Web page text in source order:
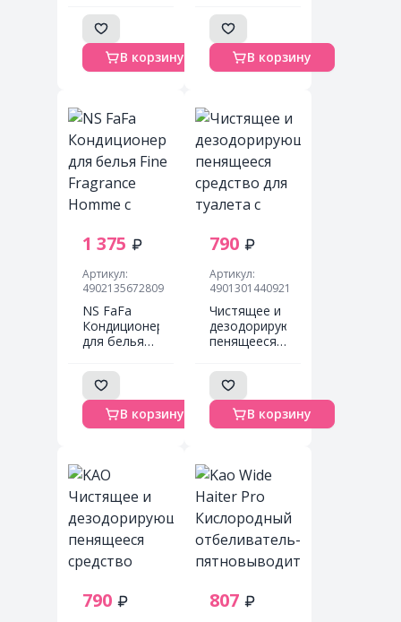
Юный
Цветок
Hygiene
Softener
Concentrate
1100мл.
В корзину
Кондиционер
для белья
защищающий
неприятного
ароматом
роз 950 мл в
мягкой
упаковке
В корзину
1 375
Артикул:
4902135672809
NS FaFa
Кондиционер
для белья
Fragrance
Homme с
ароматом
бергамота и
ландыша,
В корзину
790
Артикул:
4901301440921
Чистящее и
дезодорирующее
пенящееся
для туалета
с ароматом
мяты
(спрей, для
предотвращения
KAO, 350 мл
В корзину
790 807